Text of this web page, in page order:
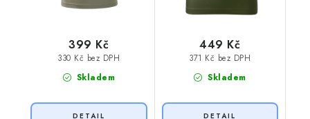
Skladem
330 Kč bez DPH
399 Kč
Skladem
371 Kč bez DPH
449 Kč